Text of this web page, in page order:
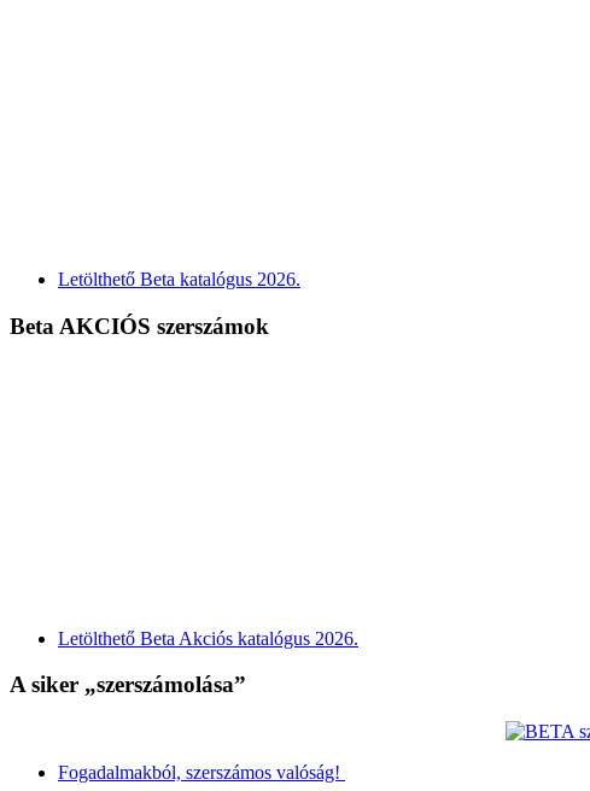
Letölthető Beta katalógus 2026.
Beta AKCIÓS szerszámok
Letölthető Beta Akciós katalógus 2026.
A siker „szerszámolása”
Fogadalmakból, szerszámos valóság!